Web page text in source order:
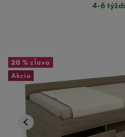
4-6
20 % zľava
Akcia